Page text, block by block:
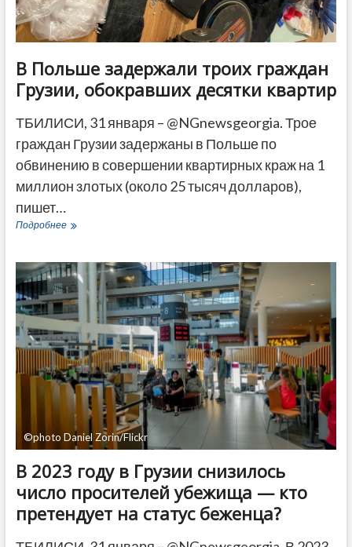
В Польше задержали троих граждан
Грузии, обокравших десятки квартир
ТБИЛИСИ, 31 января – @NGnewsgeorgia. Трое
граждан Грузии задержаны в Польше по
обвинению в совершении квартирных краж на 1
миллион злотых (около 25 тысяч долларов),
пишет…
ПодробнееВ
троих
граждан
Грузии,
обокравших
десятки
квартир
©photo Daniel Zorin/Flickr
В 2023 году в Грузии снизилось
число просителей убежища — кто
претендует на статус беженца?